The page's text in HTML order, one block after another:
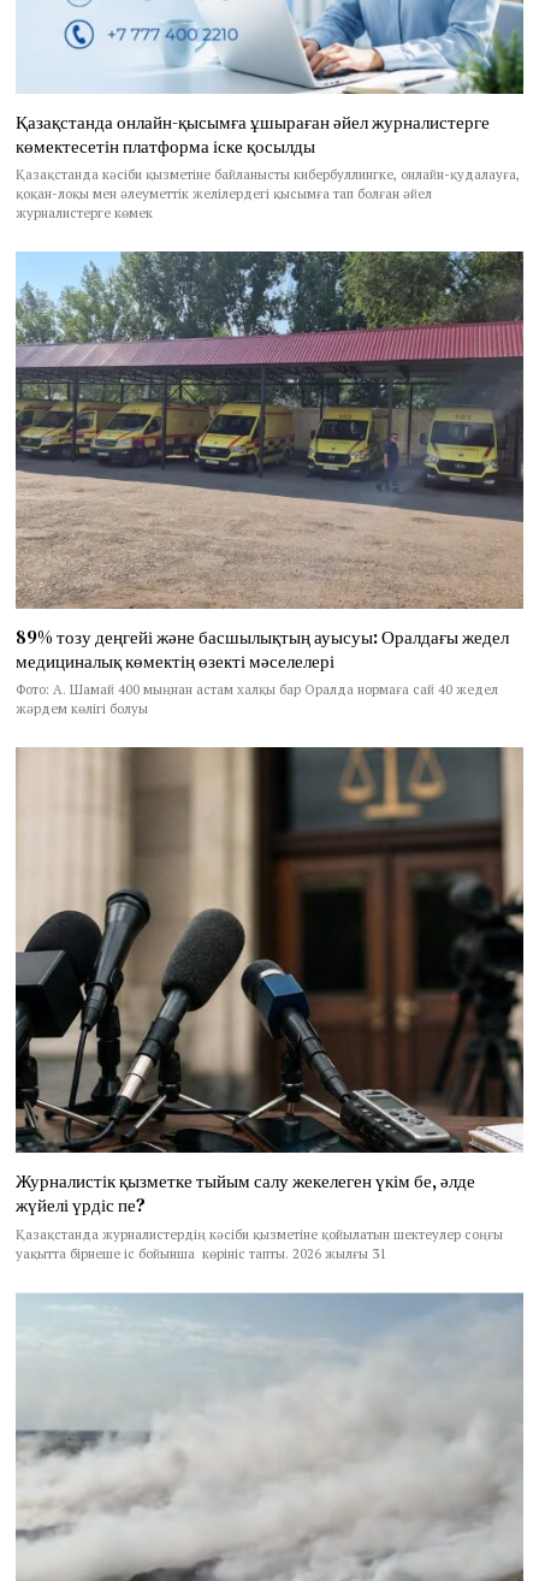
Қазақстанда онлайн-қысымға ұшыраған әйел журналистерге
көмектесетін платформа іске қосылды
Қазақстанда кәсіби қызметіне байланысты кибербуллингке, онлайн-қудалауға,
қоқан-лоқы мен әлеуметтік желілердегі қысымға тап болған әйел
журналистерге көмек
89% тозу деңгейі және басшылықтың ауысуы: Оралдағы жедел
медициналық көмектің өзекті мәселелері
Фото: А. Шамай 400 мыңнан астам халқы бар Оралда нормаға сай 40 жедел
жәрдем көлігі болуы
Журналистік қызметке тыйым салу жекелеген үкім бе, әлде
жүйелі үрдіс пе?
Қазақстанда журналистердің кәсіби қызметіне қойылатын шектеулер соңғы
уақытта бірнеше іс бойынша көрініс тапты. 2026 жылғы 31